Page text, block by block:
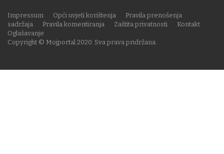
Copyright © Mojportal 2020. Sva prava pridržana.
Impressum Opći uvjeti korištenja
Pravila prenošenja
sadržaja
Pravila komentiranja Zaštita privatnosti
Kontakt
Oglašavanje